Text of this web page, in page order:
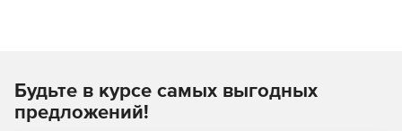
год технической поддержки.
Будьте в курсе самых выгодных
предложений!